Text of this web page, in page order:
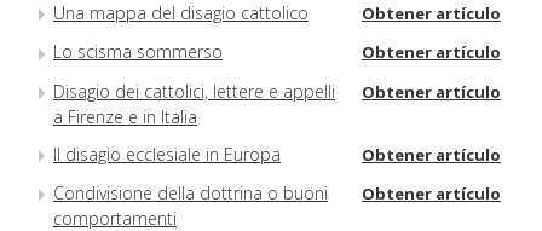
Una mappa del disagio cattolico Obtener artículo
Lo scisma sommerso Obtener artículo
Disagio dei cattolici, lettere e appelli
a Firenze e in Italia
Obtener artículo
Il disagio ecclesiale in Europa Obtener artículo
Condivisione della dottrina o buoni
comportamenti
Obtener artículo